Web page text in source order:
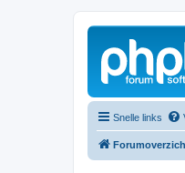
Snelle links